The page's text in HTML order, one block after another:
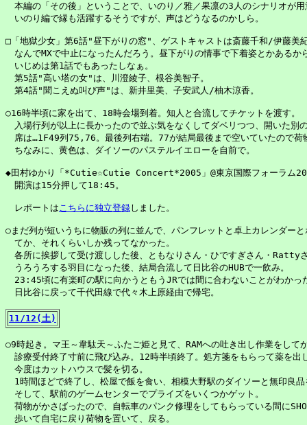
本編の「その後」ということで、いのり／雅／果凛の3人のシナリオが
いのり編で縁も活躍するそうですが、声はどうなるのかしら。
□「地獄少女」第6話"昼下がりの窓"、ゲストキャストは斎藤千和/伊藤美
なんでMXで中止になったんだろう。昼下がりの情事で下着姿とかあるか
いじめは第1話でもあったしなぁ。
第5話"高い塔の女"は、川澄綾子、根谷美智子。
第4話"聞こえぬ叫び声"は、新井里美、子安武人/柚木涼香。
○16時半頃に家を出て、18時会場到着。知人と合流してチケットを渡す。
入場行列が以上に長かったので並ぶ気をなくしてダベリつつ、開いた別
席は…1F49列75,76。最後列右端。77が結局最後まで空いていたので荷
ちなみに、黄色は、ダイソーのパステルイエローを自前で。
◆田村ゆかり「*Cutie☆Cutie Concert*2005」@東京国際フォーラム
開演は15分押して18:45。
レポートはこちらに独立登録しました。
○まだ列が短いうちに物販の列に並んで、パンフレットと卓上カレンダー
てか、それくらいしか残ってなかった。
各所に挨拶して受け渡しした後、ともなりさん・ひですぎさん・Ratty
うろうろする羽目になった後、結局合流して日比谷のHUBで一飲み。
23:45頃に有楽町の駅に向かうともうJRでは間に合わないことがわかっ
日比谷に戻って千代田線で代々木上原経由で帰宅。
11/12(土)
○9時起き。マ王～韋駄天～ふたご姫と見て、RAMへの吐き出し作業をして
診療受付終了寸前に飛び込み。12時半頃終了。処方箋をもらって薬を出
今度はカットハウスで髪を切る。
1時間ほどで終了し、松屋で飯を食い、相模大野駅のダイソーと無印良品
そして、駅前のゲームセンターでプライズをいくつかゲット。
荷物がかさばったので、自転車のパンク修理をしてもらっている間に
歩いて自宅に戻り荷物を置いて、戻る。